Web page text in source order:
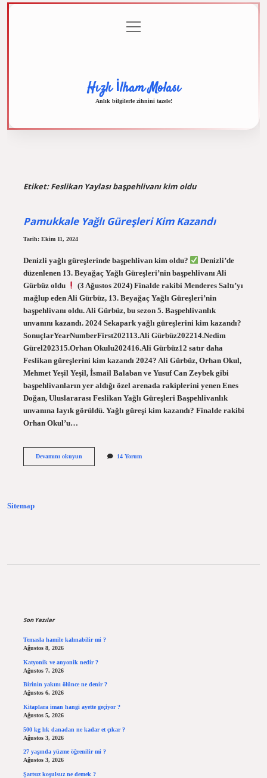
menüyü
aç
Hızlı İlham Molası
Anlık bilgilerle zihnini tazele!
Etiket:Feslikan Yaylası başpehlivanı kim oldu
Pamukkale Yağlı Güreşleri Kim Kazandı
Tarih: Ekim 11, 2024
Denizli yağlı güreşlerinde başpehlivan kim oldu?
Denizli’de
düzenlenen 13. Beyağaç Yağlı Güreşleri’nin başpehlivanı Ali
Gürbüz oldu
(3 Ağustos 2024) Finalde rakibi Menderes Saltı’yı
mağlup eden Ali Gürbüz, 13. Beyağaç Yağlı Güreşleri’nin
başpehlivanı oldu. Ali Gürbüz, bu sezon 5. Başpehlivanlık
unvanını kazandı. 2024 Sekapark yağlı güreşlerini kim kazandı?
SonuçlarYearNumberFirst202113.Ali Gürbüz202214.Nedim
Gürel202315.Orhan Okulu202416.Ali Gürbüz12 satır daha
Feslikan güreşlerini kim kazandı 2024? Ali Gürbüz, Orhan Okul,
Mehmet Yeşil Yeşil, İsmail Balaban ve Yusuf Can Zeybek gibi
başpehlivanların yer aldığı özel arenada rakiplerini yenen Enes
Doğan, Uluslararası Feslikan Yağlı Güreşleri Başpehlivanlık
unvanına layık görüldü. Yağlı güreşi kim kazandı? Finalde rakibi
Orhan Okul’u…
Devamını okuyunPamukkale
14 Yorum
Sitemap
Son Yazılar
Temasla hamile kalınabilir mi ?
Ağustos 8, 2026
Katyonik ve anyonik nedir ?
Ağustos 7, 2026
Birinin yakını ölünce ne denir ?
Ağustos 6, 2026
Kitaplara iman hangi ayette geçiyor ?
Ağustos 5, 2026
500 kg lık danadan ne kadar et çıkar ?
Ağustos 3, 2026
27 yaşında yüzme öğrenilir mi ?
Ağustos 3, 2026
Şartsız koşulsuz ne demek ?